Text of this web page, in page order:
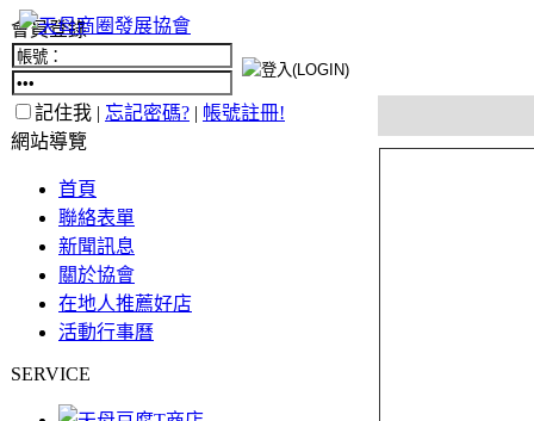
會員登錄
記住我 | 忘記密碼? | 帳號註冊!
網站導覽
首頁
聯絡表單
新聞訊息
關於協會
在地人推薦好店
活動行事曆
SERVICE